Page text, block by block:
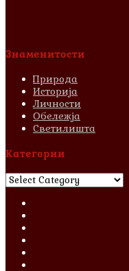
Знаменитости
Природа
Историја
Личности
Обележја
Светилишта
Категории
Категории